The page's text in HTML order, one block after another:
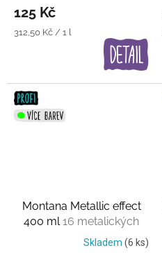
125 Kč
Měrná
312,50 Kč / 1 l
Montana Metallic effect
400 ml16 metalických
barevSkladem (6 ks)